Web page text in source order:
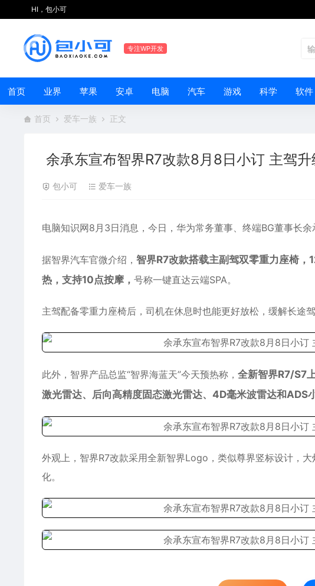
HI，包小可
专注WP开发
首页 业界 苹果 安卓 电脑 汽车 游戏 科学 软件
首页 爱车一族 正文
余承东宣布智界R7改款8月8日小订 主驾
包小可 爱车一族
电脑知识网8月3日消息，今日，华为常务董事、终端BG董事长余
据智界汽车官微介绍， 智界R7改款搭载主副驾双零重力座椅
热，支持10点按摩， 号称一键直达云端SPA。
主驾配备零重力座椅后，司机在休息时也能更好放松，缓解长途驾
此外，智界产品总监“智界海蓝天”今天预热称， 全新智界R7/S7
激光雷达、后向高精度固态激光雷达、4D毫米波雷达和ADS小
外观上，智界R7改款采用全新智界Logo，类似尊界竖标设计，
化。